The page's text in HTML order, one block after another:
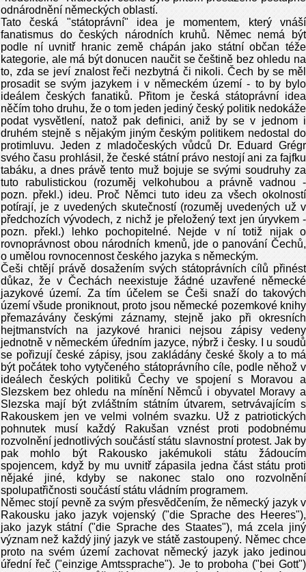
odnárodnění německých oblastí.
Tato česká "státoprávní" idea je momentem, který vnáší
fanatismus do českých národních kruhů. Němec nemá být
podle ní uvnitř hranic země chápán jako státní občan téže
kategorie, ale má být donucen naučit se češtině bez ohledu na
to, zda se jeví znalost řeči nezbytná či nikoli. Čech by se měl
prosadit se svým jazykem i v německém území - to by bylo
ideálem českých fanatiků. Přitom je česká státoprávní idea
něčím toho druhu, že o tom jeden jediný český politik nedokáže
podat vysvětlení, natož pak definici, aniž by se v jednom i
druhém stejně s nějakým jiným českým politikem nedostal do
protimluvu. Jeden z mladočeských vůdců Dr. Eduard Grégr
svého času prohlásil, že české státní právo nestojí ani za fajfku
tabáku, a dnes právě tento muž bojuje se svými soudruhy za
tuto rabulistickou (rozuměj velkohubou a právně vadnou -
pozn. překl.) ideu. Proč Němci tuto ideu za všech okolností
potírají, je z uvedených skutečností (rozuměj uvedených už v
předchozích vývodech, z nichž je přeložený text jen úryvkem -
pozn. překl.) lehko pochopitelné. Nejde v ní totiž nijak o
rovnoprávnost obou národních kmenů, jde o panování Čechů,
o umělou rovnocennost českého jazyka s německým.
Češi chtějí právě dosažením svých státoprávních cílů přinést
důkaz, že v Čechách neexistuje žádné uzavřené německé
jazykové území. Za tím účelem se Češi snaží do takových
území všude proniknout, proto jsou německé pozemkové knihy
přemazávány českými záznamy, stejně jako při okresních
hejtmanstvích na jazykové hranici nejsou zápisy vedeny
jednotně v německém úředním jazyce, nýbrž i česky. I u soudů
se pořizují české zápisy, jsou zakládány české školy a to má
být počátek toho vytyčeného státoprávního cíle, podle něhož v
ideálech českých politiků Čechy ve spojení s Moravou a
Slezskem bez ohledu na mínění Němců i obyvatel Moravy a
Slezska mají být zvláštním státním útvarem, setrvávajícím s
Rakouskem jen ve velmi volném svazku. Už z patriotických
pohnutek musí každý Rakušan vznést proti podobnému
rozvolnění jednotlivých součástí státu slavnostní protest. Jak by
pak mohlo být Rakousko jakémukoli státu žádoucím
spojencem, když by mu uvnitř zápasila jedna část státu proti
nějaké jiné, kdyby se nakonec stalo ono rozvolnění
spolupatřičnosti součástí státu vládním programem.
Němec stojí pevně za svým přesvědčením, že německý jazyk v
Rakousku jako jazyk vojenský ("die Sprache des Heeres"),
jako jazyk státní ("die Sprache des Staates"), má zcela jiný
význam než každý jiný jazyk ve státě zastoupený. Němec chce
proto na svém území zachovat německý jazyk jako jedinou
úřední řeč ("einzige Amtssprache"). Je to proboha ("bei Gott")